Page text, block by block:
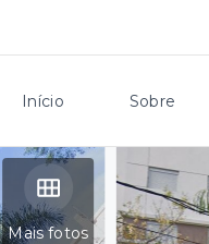
Início Sobre
Mais fotos